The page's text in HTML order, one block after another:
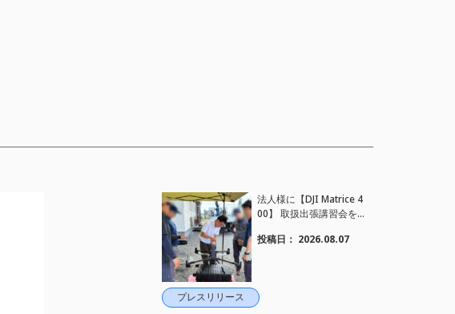
プレスリリース
法人様に【DJI Matrice 4
00】 取扱出張講習会を
施しました。
投稿日： 2026.08.07